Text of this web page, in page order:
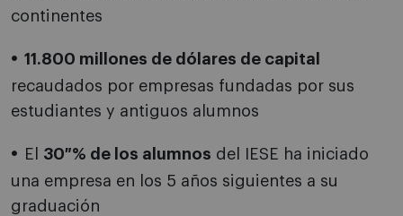
continentes
11.800 millones de dólares de capital
recaudados por empresas fundadas por sus
estudiantes y antiguos alumnos
El 30 % de los alumnos del IESE ha iniciado
una empresa en los 5 años siguientes a su
graduación